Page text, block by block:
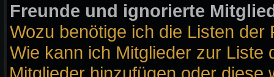
Freunde und ignorierte
Wozu benötige ich die Listen
Wie kann ich Mitglieder zur